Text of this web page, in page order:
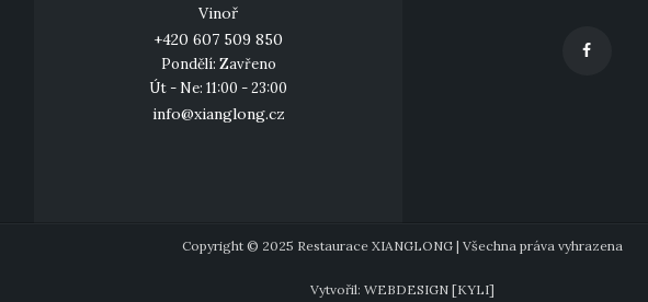
Vinoř
+420 607 509 850
Pondělí: Zavřeno
Út - Ne: 11:00 - 23:00
info@xianglong.cz
Copyright © 2025 Restaurace XIANGLONG | Všechna práva vyhrazena
Vytvořil: WEBDESIGN [KYLI]